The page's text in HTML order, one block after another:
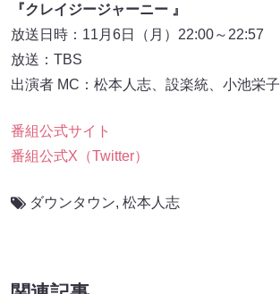
『クレイジージャーニー 』
放送日時：11月6日（月）22:00～22:57
放送：TBS
出演者 MC：松本人志、設楽統、小池栄子
番組公式サイト
番組公式X（Twitter）
ダウンタウン, 松本人志